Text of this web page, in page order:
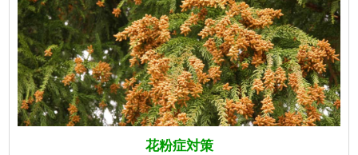
花粉症対策